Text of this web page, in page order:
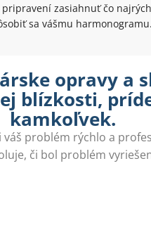
zasiahnuť čo
sa vášmu harmonogramu.
opravy a
blízkosti,
kamkoľvek.
váš problém rýchlo a
či bol problém